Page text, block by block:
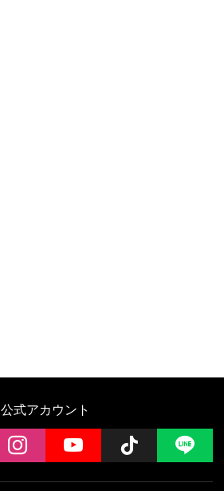
公式アカウント
instagramYouTube Follow